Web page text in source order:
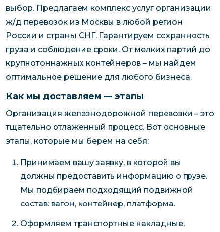
выбор. Предлагаем комплекс услуг организации
ж/д перевозок из Москвы в любой регион
России и страны СНГ. Гарантируем сохранность
груза и соблюдение сроки. От мелких партий до
крупнотоннажных контейнеров – мы найдем
оптимальное решение для любого бизнеса.
Как мы доставляем — этапы
Организация железнодорожной перевозки – это
тщательно отлаженный процесс. Вот основные
этапы, которые мы берем на себя:
Принимаем вашу заявку, в которой вы
должны предоставить информацию о грузе.
Мы подбираем подходящий подвижной
состав: вагон, контейнер, платформа.
Оформляем транспортные накладные,